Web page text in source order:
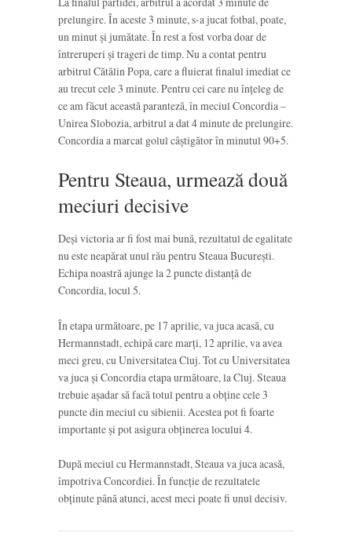
prelungire. În aceste 3 minute, s-a jucat fotbal, poate,
un minut și jumătate. În rest a fost vorba doar de
întreruperi și trageri de timp. Nu a contat pentru
arbitrul Cătălin Popa, care a fluierat finalul imediat ce
au trecut cele 3 minute. Pentru cei care nu înțeleg de
ce am făcut această paranteză, în meciul Concordia –
Unirea Slobozia, arbitrul a dat 4 minute de prelungire.
Concordia a marcat golul câștigător în minutul 90+5.
Pentru Steaua, urmează două
meciuri decisive
Deși victoria ar fi fost mai bună, rezultatul de egalitate
nu este neapărat unul rău pentru Steaua București.
Echipa noastră ajunge la 2 puncte distanță de
Concordia, locul 5.
În etapa următoare, pe 17 aprilie, va juca acasă, cu
Hermannstadt, echipă care marți, 12 aprilie, va avea
meci greu, cu Universitatea Cluj. Tot cu Universitatea
va juca și Concordia etapa următoare, la Cluj. Steaua
trebuie așadar să facă totul pentru a obține cele 3
puncte din meciul cu sibienii. Acestea pot fi foarte
importante și pot asigura obținerea locului 4.
După meciul cu Hermannstadt, Steaua va juca acasă,
împotriva Concordiei. În funcție de rezultatele
obținute până atunci, acest meci poate fi unul decisiv.